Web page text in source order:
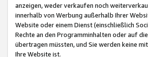
anzeigen, weder verkaufen noch
innerhalb von Werbung außerhalb Ihrer
Website oder einem Dienst (einschließlich
Rechte an den Programminhalten oder auf
übertragen müssten, und Sie werden keine
Ihre Website ist.